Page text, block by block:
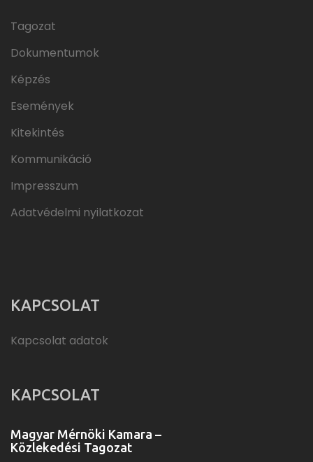
Tagozat
Dokumentumok
Képzés
Események
Kitekintés
Kommunikáció
Impresszum
Adatvédelmi nyilatkozat
KAPCSOLAT
Kapcsolat adatok
KAPCSOLAT
Magyar Mérnöki Kamara –
Közlekedési Tagozat